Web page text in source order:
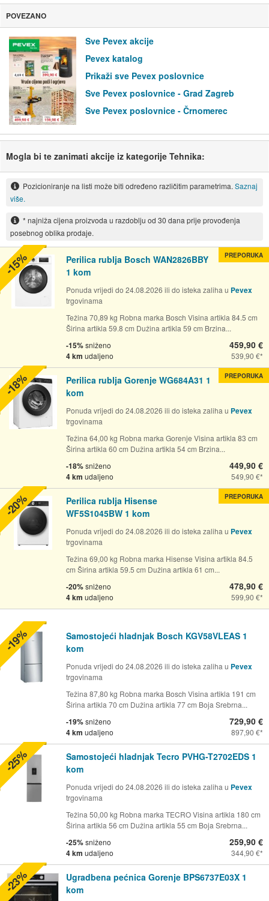
POVEZANO
Sve Pevex akcije
Pevex katalog
Prikaži sve Pevex poslovnice
Sve Pevex poslovnice - Grad Zagreb
Sve Pevex poslovnice - Črnomerec
Mogla bi te zanimati akcije iz kategorije Tehnika:
Pozicioniranje na listi može biti određeno različitim parametrima. Saznaj
više.
* najniža cijena proizvoda u razdoblju od 30 dana prije provođenja
posebnog oblika prodaje.
Perilica rublja Bosch WAN2826BBY
1 kom
Ponuda vrijedi do 24.08.2026 ili do isteka zaliha u Pevex
trgovinama
Težina 70,89 kg Robna marka Bosch Visina artikla 84.5 cm
Širina artikla 59.8 cm Dužina artikla 59 cm Brzina...
-15%sniženo
4 km udaljeno
459,90 €
539,90 €
PREPORUKA
-15%
Perilica rublja Gorenje WG684A31 1
kom
Ponuda vrijedi do 24.08.2026 ili do isteka zaliha u Pevex
trgovinama
Težina 64,00 kg Robna marka Gorenje Visina artikla 83 cm
Širina artikla 60 cm Dužina artikla 54 cm Brzina...
-18%sniženo
4 km udaljeno
449,90 €
549,90 €
PREPORUKA
-18%
Perilica rublja Hisense
WF5S1045BW 1 kom
Ponuda vrijedi do 24.08.2026 ili do isteka zaliha u Pevex
trgovinama
Težina 69,00 kg Robna marka Hisense Visina artikla 84.5
cm Širina artikla 59.5 cm Dužina artikla 61 cm...
-20%sniženo
4 km udaljeno
478,90 €
599,90 €
PREPORUKA
-20%
Samostojeći hladnjak Bosch KGV58VLEAS 1
kom
Ponuda vrijedi do 24.08.2026 ili do isteka zaliha u Pevex
trgovinama
Težina 87,80 kg Robna marka Bosch Visina artikla 191 cm
Širina artikla 70 cm Dužina artikla 77 cm Boja Srebrna...
-19%sniženo
4 km udaljeno
729,90 €
897,90 €
-19%
Samostojeći hladnjak Tecro PVHG-T2702EDS 1
kom
Ponuda vrijedi do 24.08.2026 ili do isteka zaliha u Pevex
trgovinama
Težina 50,00 kg Robna marka TECRO Visina artikla 180 cm
Širina artikla 56 cm Dužina artikla 55 cm Boja Srebrna...
-25%sniženo
4 km udaljeno
259,90 €
344,90 €
-25%
Ugradbena pećnica Gorenje BPS6737E03X 1
kom
-23%